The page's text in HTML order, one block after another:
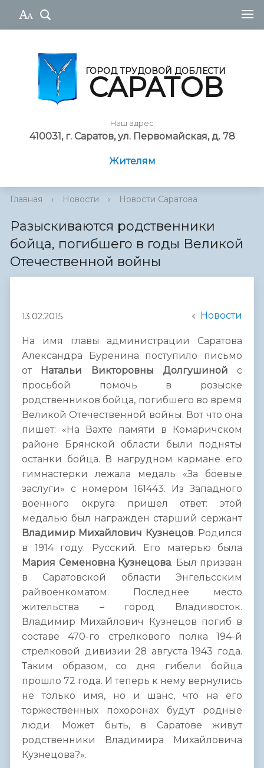
ГОРОД ТРУДОВОЙ ДОБЛЕСТИ
САРАТОВ
Наш адрес
410031, г. Саратов, ул. Первомайская, д. 78
Жителям
Главная › Новости › Новости Саратова
Разыскиваются родственники
бойца, погибшего в годы Великой
Отечественной войны
13.02.2015 Новости
На имя главы администрации Саратова
Александра Буренина поступило письмо
от Натальи Викторовны Долгушиной с
просьбой помочь в розыске
родственников бойца, погибшего во время
Великой Отечественной войны. Вот что она
пишет: «На Вахте памяти в Комаричском
районе Брянской области были подняты
останки бойца. В нагрудном кармане его
гимнастерки лежала медаль «За боевые
заслуги» с номером 161443. Из Западного
военного округа пришел ответ: этой
медалью был награжден старший сержант
Владимир Михайлович Кузнецов. Родился
в 1914 году. Русский. Его матерью была
Мария Семеновна Кузнецова. Был призван
в Саратовской области Энгельсским
райвоенкоматом. Последнее место
жительства – город Владивосток.
Владимир Михайлович Кузнецов погиб в
составе 470-го стрелкового полка 194-й
стрелковой дивизии 28 августа 1943 года.
Таким образом, со дня гибели бойца
прошло 72 года. И теперь к нему вернулись
не только имя, но и шанс, что на его
торжественных похоронах будут родные
люди. Может быть, в Саратове живут
родственники Владимира Михайловича
Кузнецова?».